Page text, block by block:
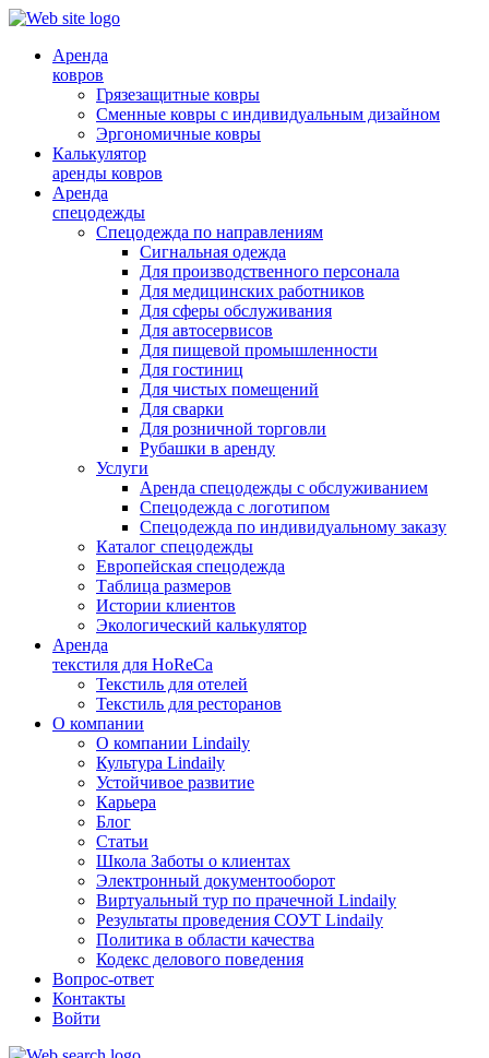
Аренда
ковров
Грязезащитные ковры
Сменные ковры с индивидуальным дизайном
Эргономичные ковры
Калькулятор
аренды ковров
Аренда
спецодежды
Спецодежда по направлениям
Сигнальная одежда
Для производственного персонала
Для медицинских работников
Для сферы обслуживания
Для автосервисов
Для пищевой промышленности
Для гостиниц
Для чистых помещений
Для сварки
Для розничной торговли
Рубашки в аренду
Услуги
Аренда спецодежды с обслуживанием
Спецодежда с логотипом
Спецодежда по индивидуальному заказу
Каталог спецодежды
Европейская спецодежда
Таблица размеров
Истории клиентов
Экологический калькулятор
Аренда
текстиля для HoReCa
Текстиль для отелей
Текстиль для ресторанов
О компании
О компании Lindaily
Культура Lindaily
Устойчивое развитие
Карьера
Блог
Статьи
Школа Заботы о клиентах
Электронный документооборот
Виртуальный тур по прачечной Lindaily
Результаты проведения СОУТ Lindaily
Политика в области качества
Кодекс делового поведения
Вопрос-ответ
Контакты
Войти